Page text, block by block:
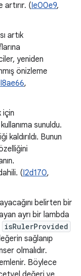
artırır. (Ie00e9,
artık
yeniden
önizleme
I8ae66,
için
sunuldu.
kaldırıldı. Bunun
(I2d170,
belirten bir
ayrı bir lambda
isRulerProvided
sağlanıp
olmalıdır.
Böylece